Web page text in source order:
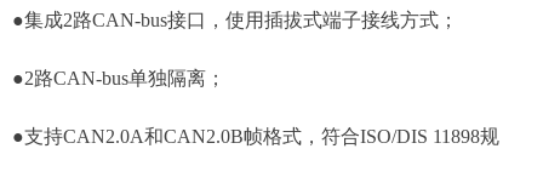
●集成2路CAN-bus接口，使用插拔式端子接线方式；
●2路CAN-bus单独隔离；
●支持CAN2.0A和CAN2.0B帧格式，符合ISO/DIS 11898规